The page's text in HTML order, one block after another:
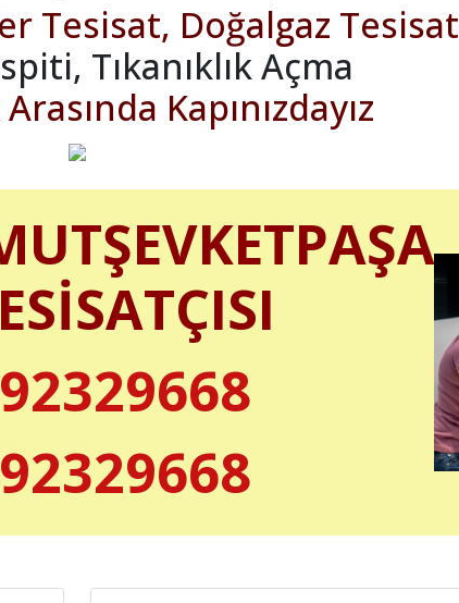
Tesisat, Doğalgaz Tesisat
Tıkanıklık Açma
Kapınızdayız